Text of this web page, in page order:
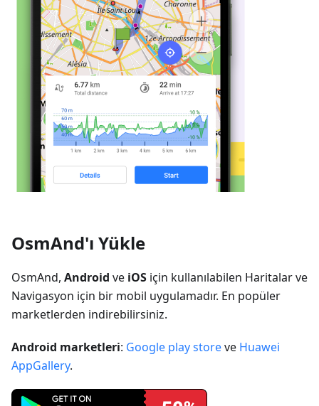
OsmAnd'ı Yükle
OsmAnd, Android ve iOS için kullanılabilen Haritalar ve
Navigasyon için bir mobil uygulamadır. En popüler
marketlerden indirebilirsiniz.
Android marketleri: Google play storeve Huawei
AppGallery.